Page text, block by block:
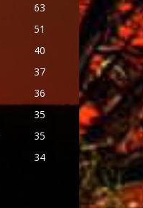
63
51
40
37
36
35
35
34